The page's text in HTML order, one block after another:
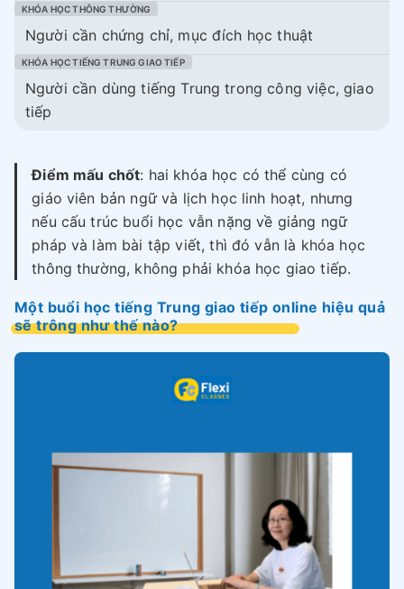
Người cần chứng chỉ, mục đích học thuật
Người cần dùng tiếng Trung trong công việc, giao
tiếp
Điểm mấu chốt: hai khóa học có thể cùng có
giáo viên bản ngữ và lịch học linh hoạt, nhưng
nếu cấu trúc buổi học vẫn nặng về giảng ngữ
pháp và làm bài tập viết, thì đó vẫn là khóa học
thông thường, không phải khóa học giao tiếp.
Một buổi học tiếng Trung giao tiếp online hiệu quả
sẽ trông như thế nào?